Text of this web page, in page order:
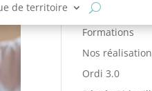
de territoire
Fabrique de
Formations
Nos
Ordi 3.0